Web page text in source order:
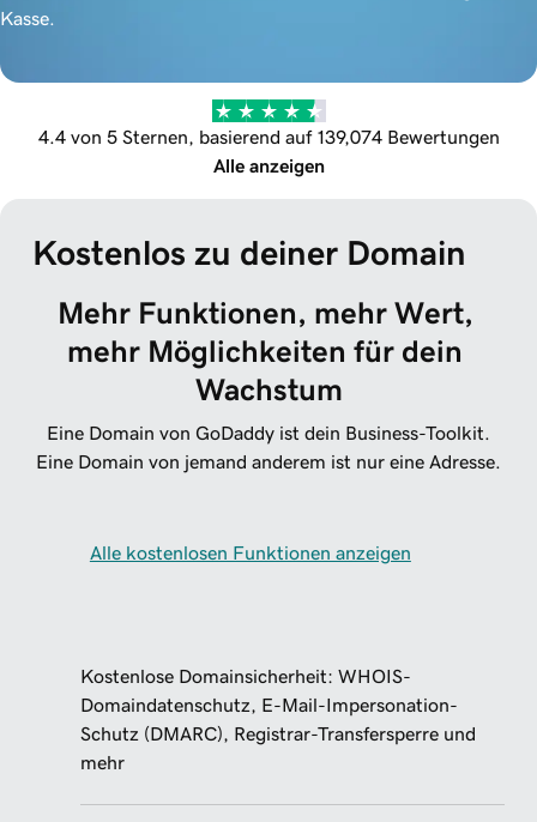
Kasse.
4.4 von 5 Sternen, basierend auf 139,074 Bewertungen
Alle anzeigen
Kostenlos zu deiner Domain
Mehr Funktionen, mehr Wert,
mehr Möglichkeiten für dein
Wachstum
Eine Domain von GoDaddy ist dein Business-Toolkit.
Eine Domain von jemand anderem ist nur eine Adresse.
Alle kostenlosen Funktionen anzeigen
Kostenlose Domainsicherheit: WHOIS-
Domaindatenschutz, E-Mail-Impersonation-
Schutz (DMARC), Registrar-Transfersperre und
mehr